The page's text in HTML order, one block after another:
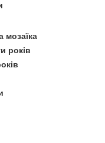
мозаїка
років